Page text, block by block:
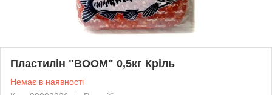
Пластилін "BOOM" 0,5кг Кріль
Немає в наявності